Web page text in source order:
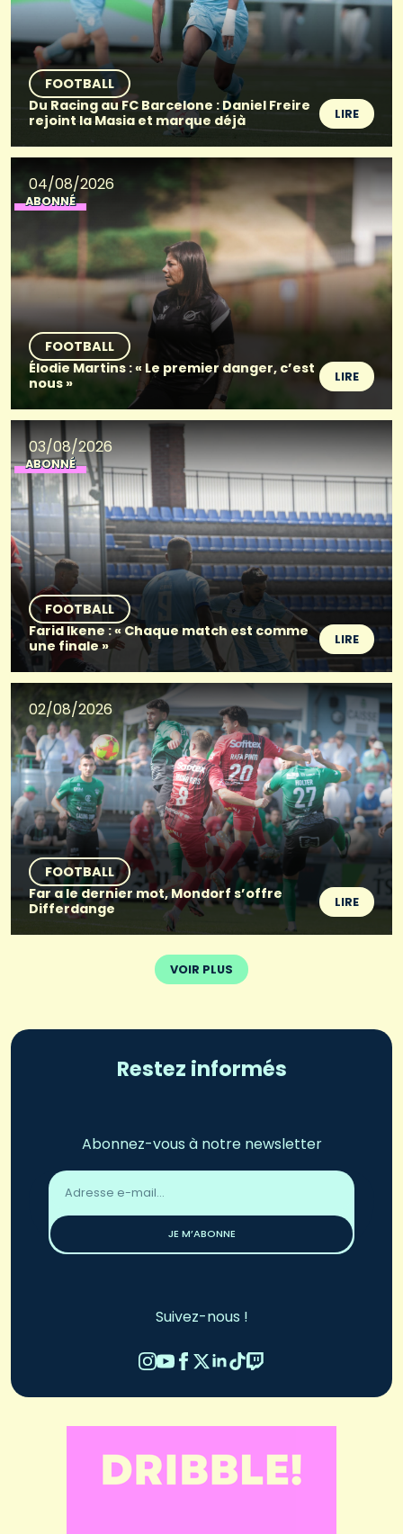
FOOTBALL
Du Racing au FC Barcelone : Daniel Freire
rejoint la Masia et marque déjà
LIRE
04/08/2026
ABONNÉ
FOOTBALL
Élodie Martins : « Le premier danger, c’est
nous »
LIRE
03/08/2026
ABONNÉ
FOOTBALL
Farid Ikene : « Chaque match est comme
une finale »
LIRE
02/08/2026
FOOTBALL
Far a le dernier mot, Mondorf s’offre
Differdange
LIRE
VOIR PLUS
Restez informés
Abonnez-vous à notre newsletter
Adresse
email
JE M’ABONNE
Suivez-nous !